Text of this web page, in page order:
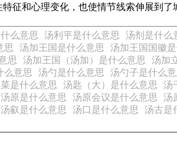
征和心理变化，也使情节线索伸展到了
么意思 汤利平是什么意思 汤剂是什么
思 汤加王国是什么意思
汤加王国国徽
思 汤加王国（汤加）是什么意思
汤加
么意思 汤勺是什么意思 汤勺子是什么
是什么意思 汤匙（大）是什么意思 汤
汤原是什么意思 汤原会议是什么意思
汤
汤叡是什么意思 汤口是什么意思 汤古是